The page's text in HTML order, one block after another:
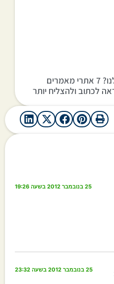
אוהבים את המאמרים שלנו? 7 אתרי מאמרים
לכתוב ולהצליח יותר
25 בנובמבר 2012 בשעה 19:26
25 בנובמבר 2012 בשעה 23:32